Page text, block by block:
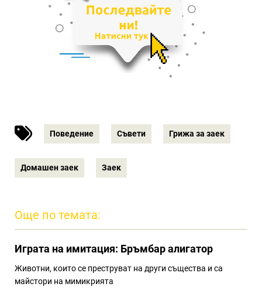
Поведение Съвети Грижа за заек
Домашен заек Заек
Още по темата:
Играта на имитация: Бръмбар алигатор
Животни, които се преструват на други същества и са
майстори на мимикрията